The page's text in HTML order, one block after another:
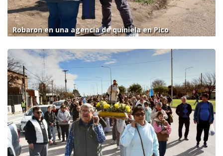
Robaron en una agencia de quiniela en Pico